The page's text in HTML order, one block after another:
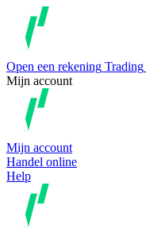
Open een rekening Trading
Mijn account
Mijn account
Handel online
Help